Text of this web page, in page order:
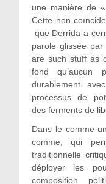
une manière de
Cette non-
que Derrida a
parole glissée
are such stuff as
fond qu’aucun
durablement
processus de
des ferments de
Dans le comme-
comme, qui
traditionnelle
déployer les
composition